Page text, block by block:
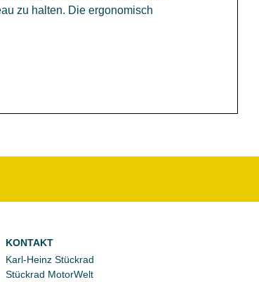
zu halten. Die ergonomisch
KONTAKT
Karl-Heinz Stückrad
Stückrad MotorWelt